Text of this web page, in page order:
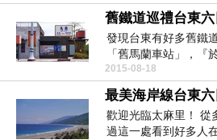
發現台東有好多舊鐵
「舊馬蘭車站」，『
時...
2015-08-18
歡迎光臨太麻里！ 從
過這一處看到好多人